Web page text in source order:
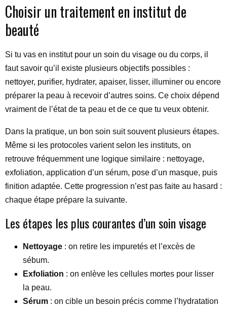
Choisir un traitement en institut de
beauté
Si tu vas en institut pour un soin du visage ou du corps, il
faut savoir qu’il existe plusieurs objectifs possibles :
nettoyer, purifier, hydrater, apaiser, lisser, illuminer ou encore
préparer la peau à recevoir d’autres soins. Ce choix dépend
vraiment de l’état de ta peau et de ce que tu veux obtenir.
Dans la pratique, un bon soin suit souvent plusieurs étapes.
Même si les protocoles varient selon les instituts, on
retrouve fréquemment une logique similaire : nettoyage,
exfoliation, application d’un sérum, pose d’un masque, puis
finition adaptée. Cette progression n’est pas faite au hasard :
chaque étape prépare la suivante.
Les étapes les plus courantes d’un soin visage
Nettoyage : on retire les impuretés et l’excès de
sébum.
Exfoliation : on enlève les cellules mortes pour lisser
la peau.
Sérum : on cible un besoin précis comme l’hydratation